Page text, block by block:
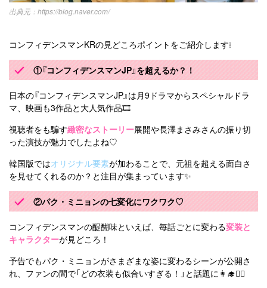
https://blog.naver.com/
コンフィデンスマンKRの見どころポイントをご紹介します❕
①『コンフィデンスマンJP』を超えるか？！
日本の『コンフィデンスマンJP』は月9ドラマからスペシャルドラ
マ、映画も3作品と大人気作品🎞️
視聴者をも騙す緻密なストーリー展開や長澤まさみさんの振り切
った演技が魅力でしたよね♡
韓国版ではオリジナル要素が加わることで、元祖を超える面白さ
を見せてくれるのか？と注目が集まっています✨
②パク・ミニョンの七変化にワクワク♡
コンフィデンスマンの醍醐味といえば、毎話ごとに変わる変装と
キャラクターが見どころ！
予告でもパク・ミニョンがさまざまな姿に変わるシーンが公開さ
れ、ファンの間で「どの衣装も似合いすぎる！」と話題に👩‍🎓🕵️‍♀️